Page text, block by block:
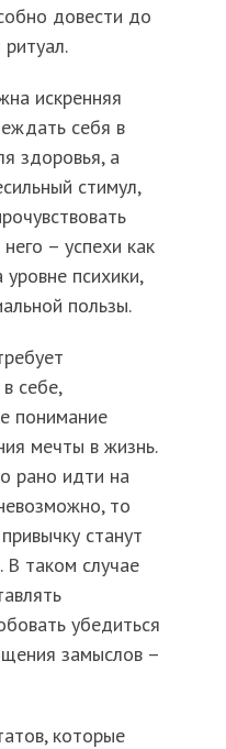
довести до
искренняя
себя в
здоровья, а
стимул,
– успехи как
психики,
пользы.
себе,
понимание
мечты в жизнь.
рано идти на
то
станут
В таком случае
убедиться
замыслов –
которые